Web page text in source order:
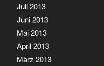
Juli 2013
Juni 2013
Mai 2013
April 2013
März 2013